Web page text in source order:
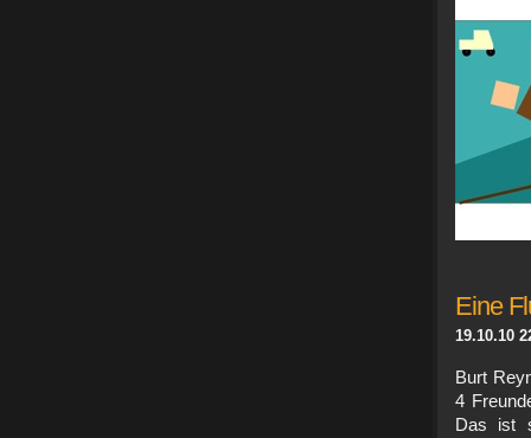
Eine
19.10.10
Burt
4
Das ist